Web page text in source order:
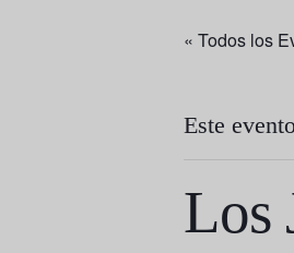
« Todos los
Este
Los